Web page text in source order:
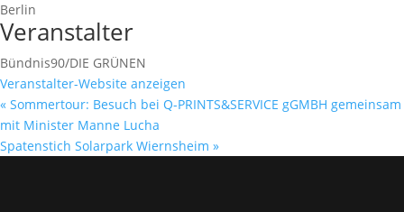
Berlin
Veranstalter
Bündnis90/DIE GRÜNEN
Veranstalter-Website anzeigen
« Sommertour: Besuch bei Q-PRINTS&SERVICE gGMBH gemeinsam
mit Minister Manne Lucha
Spatenstich Solarpark Wiernsheim »